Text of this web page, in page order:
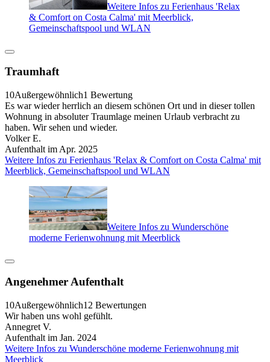
Weitere Infos zu Ferienhaus 'Relax
& Comfort on Costa Calma' mit Meerblick,
Gemeinschaftspool und WLAN
Traumhaft
10Außergewöhnlich1 Bewertung
Es war wieder herrlich an diesem schönen Ort und in dieser tollen
Wohnung in absoluter Traumlage meinen Urlaub verbracht zu
haben. Wir sehen und wieder.
Volker E.
Aufenthalt im Apr. 2025
Weitere Infos zu Ferienhaus 'Relax & Comfort on Costa Calma' mit
Meerblick, Gemeinschaftspool und WLAN
Weitere Infos zu Wunderschöne
moderne Ferienwohnung mit Meerblick
Angenehmer Aufenthalt
10Außergewöhnlich12 Bewertungen
Wir haben uns wohl gefühlt.
Annegret V.
Aufenthalt im Jan. 2024
Weitere Infos zu Wunderschöne moderne Ferienwohnung mit
Meerblick